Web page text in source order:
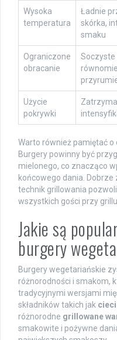
Wysoka
temperatura
Ładnie
skórka,
smaku
Ograniczone
obracanie
Soczyste
Użycie
pokrywki
Warto również pamiętać o
Burgery powinny być
mielonego, co znacząco
końcowego dania.
technik grillowania
wszystkich gości przy grillu.
Jakie są
burgery
Burgery wegetariańskie
różnorodności i smakom,
tradycyjnymi wersjami
składników takich jak
różnorodne grillowane
smakowite i pożywne